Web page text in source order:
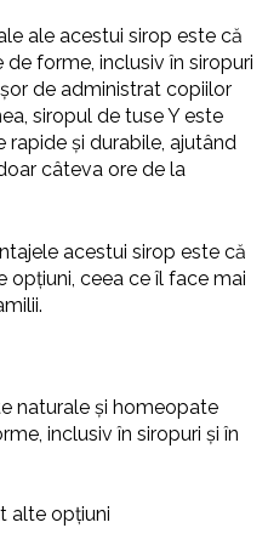
ale acestui sirop este că
forme, inclusiv în siropuri
de administrat copiilor
siropul de tuse Y este
și durabile, ajutând
câteva ore de la
acestui sirop este că
ceea ce îl face mai
naturale și homeopate
inclusiv în siropuri și în
alte opțiuni